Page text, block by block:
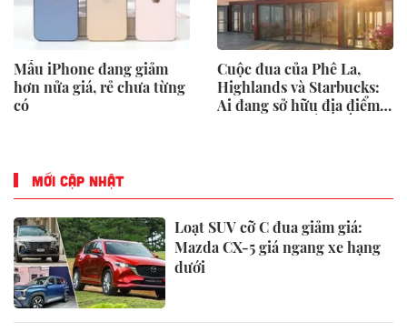
Mẫu iPhone đang giảm
hơn nửa giá, rẻ chưa từng
có
Cuộc đua của Phê La,
Highlands và Starbucks:
Ai đang sở hữu địa điểm
MỚI CẬP NHẬT
Loạt SUV cỡ C đua giảm giá:
Mazda CX-5 giá ngang xe hạng
dưới